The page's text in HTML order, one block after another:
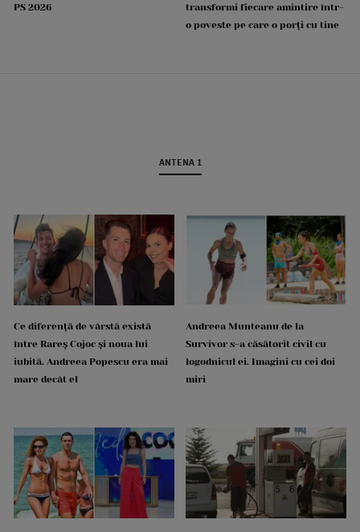
PS 2026
transformi fiecare amintire într-
o poveste pe care o porți cu tine
ANTENA 1
Ce diferență de vârstă există
între Rareș Cojoc și noua lui
iubită. Andreea Popescu era mai
mare decât el
Andreea Munteanu de la
Survivor s-a căsătorit civil cu
logodnicul ei. Imagini cu cei doi
miri